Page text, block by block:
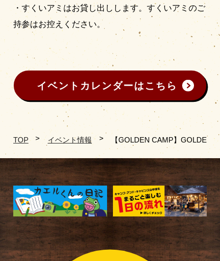
・すくいアミはお貸し出しします。すくいアミのご
持参はお控えください。
イベントカレンダーはこちら
TOP イベント情報 【GOLDEN CAMP】GOLDEN